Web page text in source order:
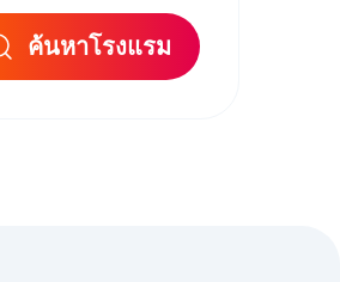
ค้นหาโรงแรม